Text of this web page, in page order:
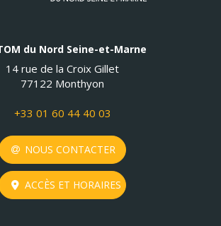
du Nord Seine-et-Marne
14 rue de la Croix Gillet
77122 Monthyon
+33 01 60 44 40 03
NOUS CONTACTER
ACCÈS ET HORAIRES